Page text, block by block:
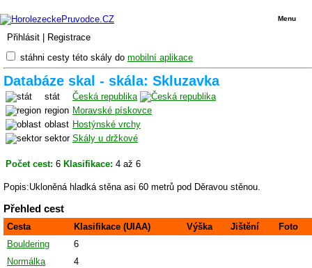
Přihlásit Registrace
Menu
stáhni cesty této skály do mobilní aplikace
Databáze skal - skála: Skluzavka
stát
Česká republika
region Moravské pískovce
oblast Hostýnské vrchy
sektor Skály u držkové
Počet cest: 6 Klasifikace: 4 až 6
Popis:Ukloněná hladká stěna asi 60 metrů pod Děravou stěnou.
Přehled cest
Cesta Klasifikace (UIAA) Výška Jištění
Foto
Bouldering
6
Normálka
4